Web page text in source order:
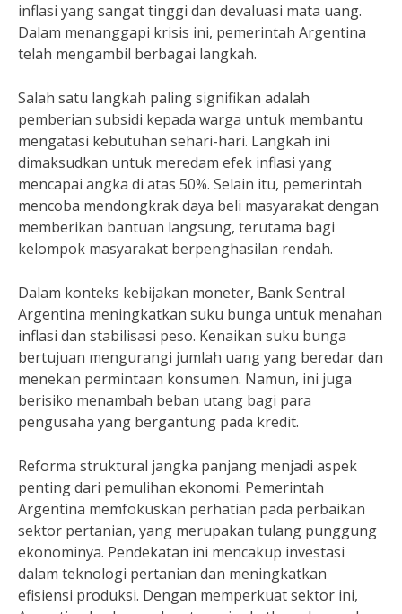
inflasi yang sangat tinggi dan devaluasi mata uang.
Dalam menanggapi krisis ini, pemerintah Argentina
telah mengambil berbagai langkah.
Salah satu langkah paling signifikan adalah
pemberian subsidi kepada warga untuk membantu
mengatasi kebutuhan sehari-hari. Langkah ini
dimaksudkan untuk meredam efek inflasi yang
mencapai angka di atas 50%. Selain itu, pemerintah
mencoba mendongkrak daya beli masyarakat dengan
memberikan bantuan langsung, terutama bagi
kelompok masyarakat berpenghasilan rendah.
Dalam konteks kebijakan moneter, Bank Sentral
Argentina meningkatkan suku bunga untuk menahan
inflasi dan stabilisasi peso. Kenaikan suku bunga
bertujuan mengurangi jumlah uang yang beredar dan
menekan permintaan konsumen. Namun, ini juga
berisiko menambah beban utang bagi para
pengusaha yang bergantung pada kredit.
Reforma struktural jangka panjang menjadi aspek
penting dari pemulihan ekonomi. Pemerintah
Argentina memfokuskan perhatian pada perbaikan
sektor pertanian, yang merupakan tulang punggung
ekonominya. Pendekatan ini mencakup investasi
dalam teknologi pertanian dan meningkatkan
efisiensi produksi. Dengan memperkuat sektor ini,